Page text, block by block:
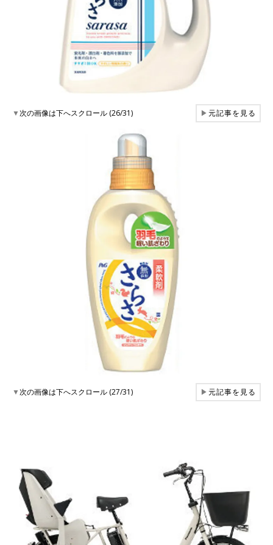
▼次の画像は下へスクロール (26/31) ▶元記事を見る
▼次の画像は下へスクロール (27/31) ▶元記事を見る